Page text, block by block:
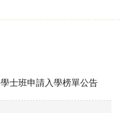
士班申請入學榜單公告